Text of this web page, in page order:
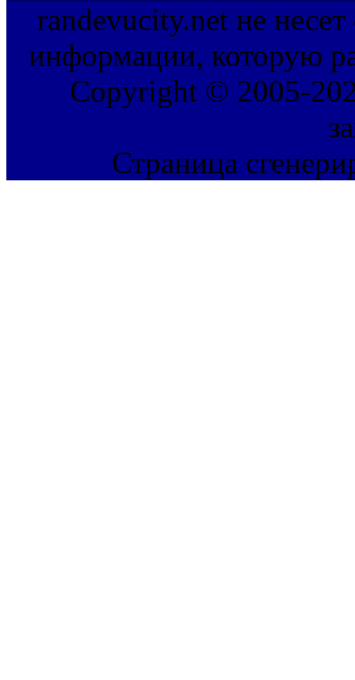
randevucity.net не несет
информации, которую
Copyright © 2005-
Страница